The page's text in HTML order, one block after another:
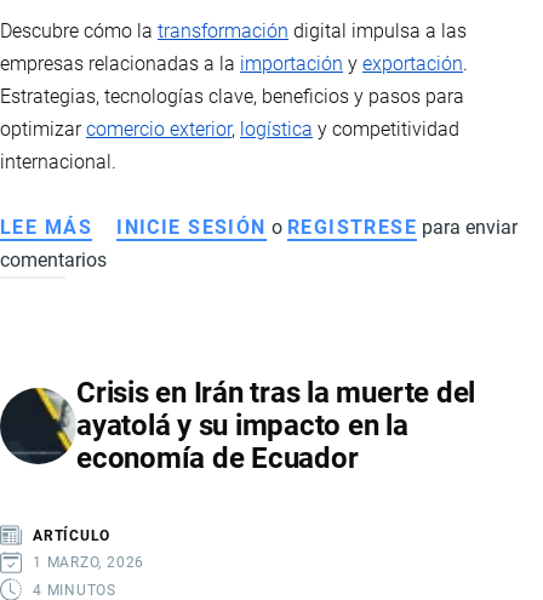
Descubre cómo la transformación digital impulsa a las
empresas relacionadas a la importación y exportación.
Estrategias, tecnologías clave, beneficios y pasos para
optimizarcomercio exterior, logística y competitividad
internacional.
LEE MÁS SOBRE
TRANSFORMACIÓN
ESTRATEGIA,
TECNOLOGÍA
Y
INICIE SESIÓN o REGISTRESE para enviar
comentarios
Crisis en Irán tras la muerte del
ayatolá y su impacto en la
economía de Ecuador
ARTÍCULO
1 MARZO, 2026
4 MINUTOS